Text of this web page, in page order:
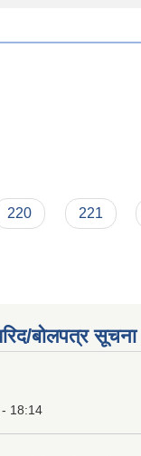
220 221
बोलपत्र सूचना
18:14